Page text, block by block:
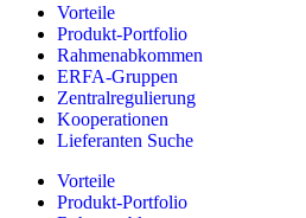
Vorteile
Produkt-Portfolio
Rahmenabkommen
ERFA-Gruppen
Zentralregulierung
Kooperationen
Lieferanten Suche
Vorteile
Produkt-Portfolio